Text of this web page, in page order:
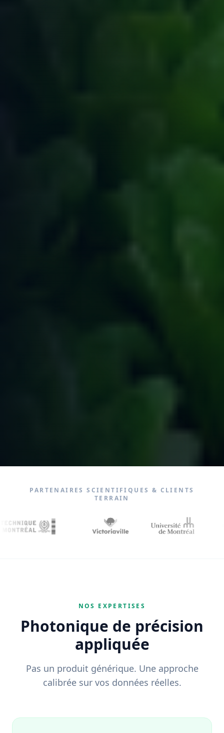
PARTENAIRES SCIENTIFIQUES & CLIENTS
TERRAIN
NOS EXPERTISES
Photonique de précision
appliquée
Pas un produit générique. Une approche
calibrée sur vos données réelles.